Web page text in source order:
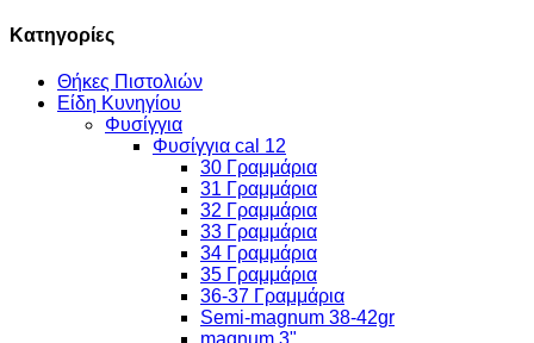
Κατηγορίες
Θήκες Πιστολιών
Είδη Κυνηγίου
Φυσίγγια
Φυσίγγια cal 12
30 Γραμμάρια
31 Γραμμάρια
32 Γραμμάρια
33 Γραμμάρια
34 Γραμμάρια
35 Γραμμάρια
36-37 Γραμμάρια
Semi-magnum 38-42gr
magnum 3"